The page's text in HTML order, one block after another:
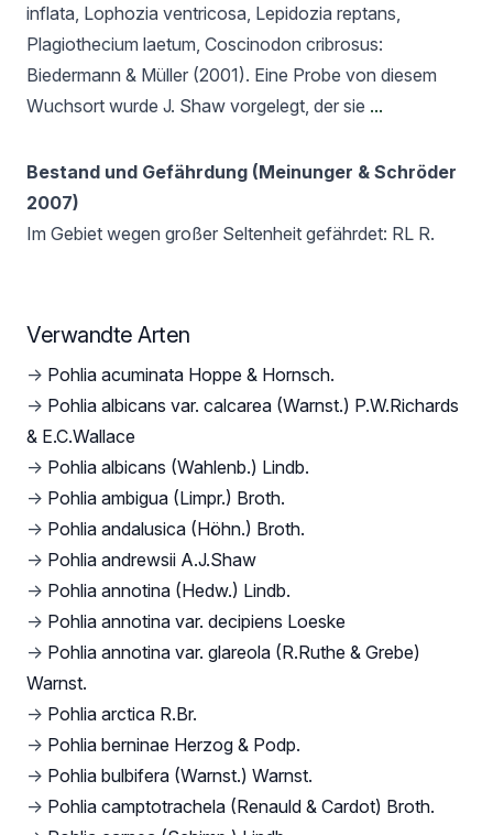
inflata, Lophozia ventricosa, Lepidozia reptans,
Plagiothecium laetum, Coscinodon cribrosus:
Biedermann & Müller (2001). Eine Probe von diesem
Wuchsort wurde J. Shaw vorgelegt, der sie ...
Bestand und Gefährdung (Meinunger & Schröder
2007)
Im Gebiet wegen großer Seltenheit gefährdet: RL R.
Verwandte Arten
→ Pohlia acuminata Hoppe & Hornsch.
→ Pohlia albicans var. calcarea (Warnst.) P.W.Richards
& E.C.Wallace
→ Pohlia albicans (Wahlenb.) Lindb.
→ Pohlia ambigua (Limpr.) Broth.
→ Pohlia andalusica (Höhn.) Broth.
→ Pohlia andrewsii A.J.Shaw
→ Pohlia annotina (Hedw.) Lindb.
→ Pohlia annotina var. decipiens Loeske
→ Pohlia annotina var. glareola (R.Ruthe & Grebe)
Warnst.
→ Pohlia arctica R.Br.
→ Pohlia berninae Herzog & Podp.
→ Pohlia bulbifera (Warnst.) Warnst.
→ Pohlia camptotrachela (Renauld & Cardot) Broth.